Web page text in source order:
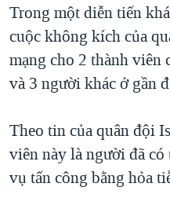
Trong một diễn tiến
cuộc không kích của
mạng cho 2 thành viên
và 3 người khác ở gần
Theo tin của quân đội
viên này là người đã
vụ tấn công bằng hỏa